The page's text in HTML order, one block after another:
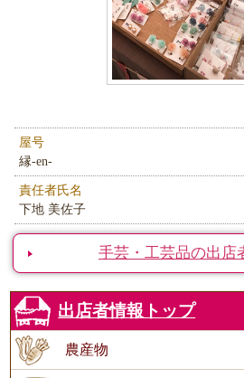
屋号
縁-en-
責任者氏名
下地 美佐子
手芸・工芸品の出店
出店者情報トップ
農産物